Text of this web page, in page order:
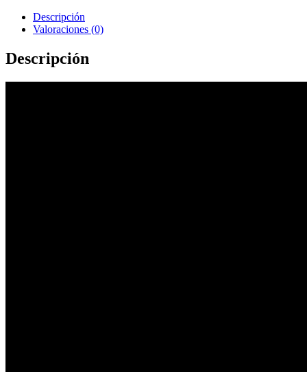
Descripción
Valoraciones (0)
Descripción